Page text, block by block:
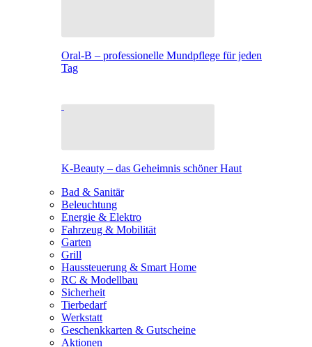
Oral-B – professionelle Mundpflege für jeden
Tag
K-Beauty – das Geheimnis schöner Haut
Bad & Sanitär
Beleuchtung
Energie & Elektro
Fahrzeug & Mobilität
Garten
Grill
Haussteuerung & Smart Home
RC & Modellbau
Sicherheit
Tierbedarf
Werkstatt
Geschenkkarten & Gutscheine
Aktionen